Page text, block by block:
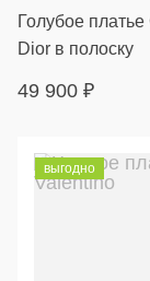
Голубое
Dior в полоску
49 900 ₽
выгодно